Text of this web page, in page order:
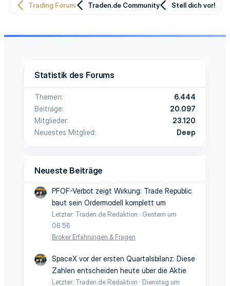
Trading Forum Traden.de Community Stell dich vor!
Statistik des Forums
Themen
6.444
Beiträge
20.097
Mitglieder
23.120
Neuestes Mitglied
Deep
Neueste Beiträge
PFOF-Verbot zeigt Wirkung: Trade Republic
baut sein Ordermodell komplett um
Letzter: Traden.de Redaktion
Gestern um
06:56
Broker Erfahrungen & Fragen
SpaceX vor der ersten Quartalsbilanz: Diese
Zahlen entscheiden heute über die Aktie
Letzter: Traden.de Redaktion
Dienstag um